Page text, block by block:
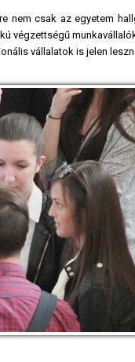
nem csak az egyetem
végzettségű
vállalatok is jelen